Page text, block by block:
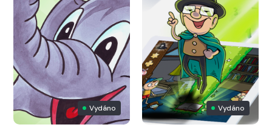
Vydáno Vydáno